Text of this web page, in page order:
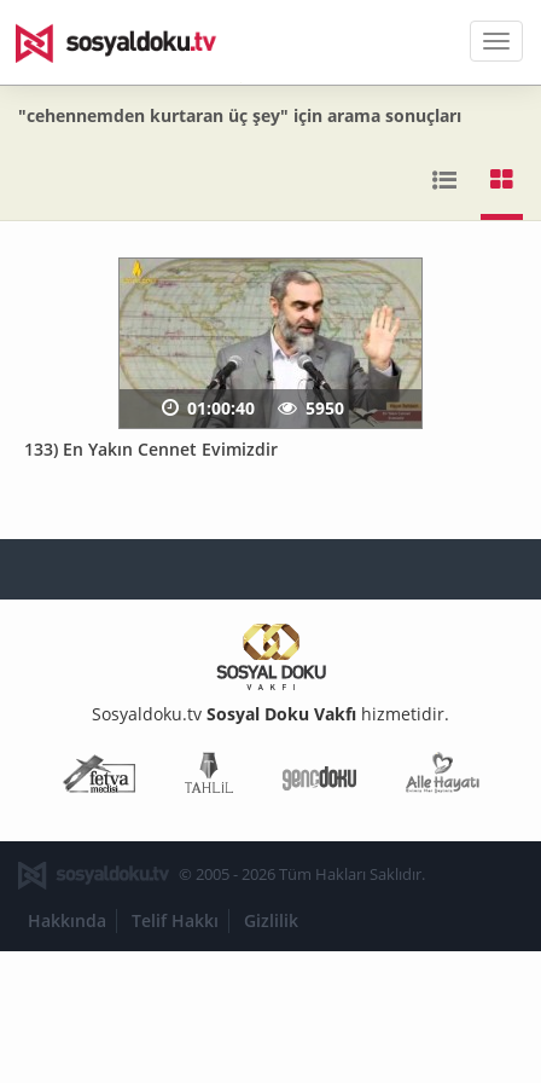
Menü
"cehennemden kurtaran üç şey" için arama sonuçları
133) En Yakın Cennet Evimizdir
01:00:40 5950
Sosyaldoku.tv Sosyal Doku Vakfı hizmetidir.
Fetva Meclisi
Genç Doku
© 2005 - 2026 Tüm Hakları Saklıdır.
Hakkında Telif Hakkı Gizlilik